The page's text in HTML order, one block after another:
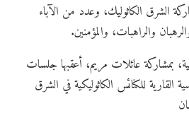
الشرق الكاثوليك، وعدد من الآباء
والراهبات، والمؤمنين.
بمشاركة عائلات مريم، أعقبها جلسات
القارية للكنائس الكاثوليكية في الشرق